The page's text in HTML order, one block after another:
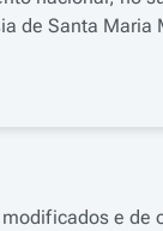
de Santa Maria
e de